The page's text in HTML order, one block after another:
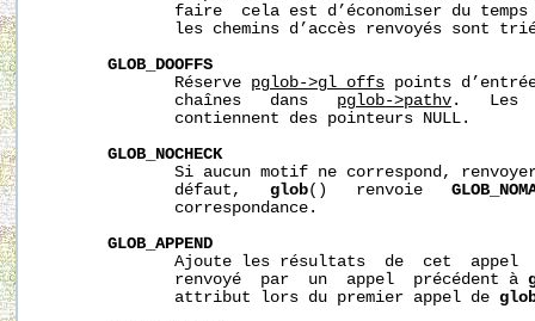
faire  cela est d’économiser du
les chemins d’accès renvoyés sont
GLOB_DOOFFS
              Réserve
pglob->gl_offs points
              chaînes   dans
pglob->pathv .   Les
              contiennent des pointeurs NULL.
GLOB_NOCHECK
Si aucun motif ne correspond,
              défaut,
glob()   renvoie
              correspondance.
GLOB_APPEND
Ajoute les résultats  de  cet  appel
              renvoyé  par  un  appel  précédent à
              attribut lors du premier appel de